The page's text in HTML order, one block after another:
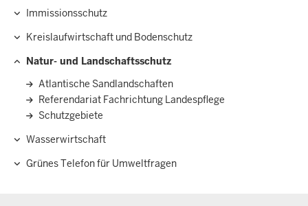
Immissionsschutz
Kreislaufwirtschaft und Bodenschutz
Natur- und Landschaftsschutz
Atlantische Sandlandschaften
Referendariat Fachrichtung Landespflege
Schutzgebiete
Wasserwirtschaft
Grünes Telefon für Umweltfragen